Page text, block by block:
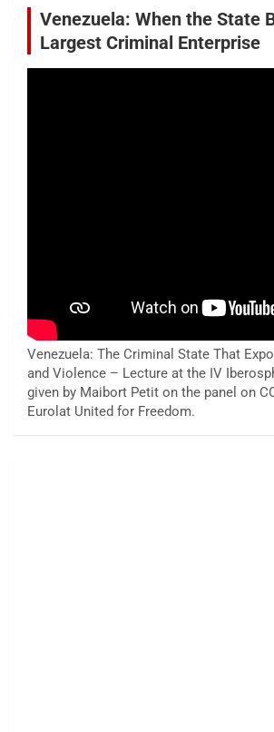
Venezuela: When the State
Largest Criminal Enterprise
Venezuela: The Criminal State That
and Violence – Lecture at the IV
given by Maibort Petit on the panel on
Eurolat United for Freedom.